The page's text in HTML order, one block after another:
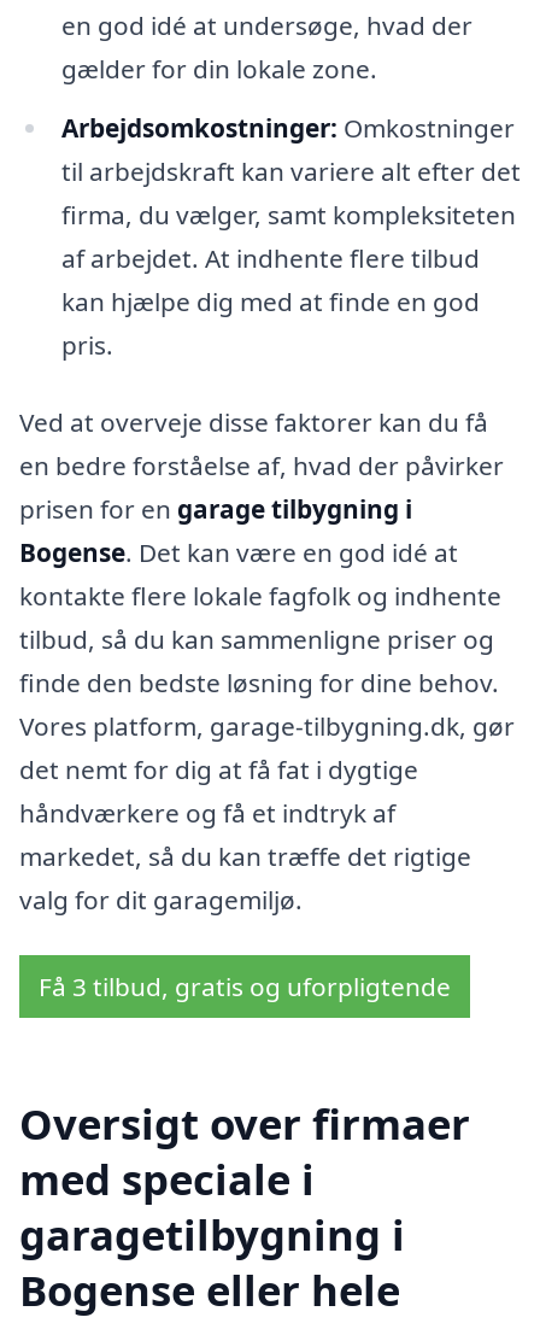
en god idé at undersøge, hvad der
gælder for din lokale zone.
Arbejdsomkostninger: Omkostninger
til arbejdskraft kan variere alt efter det
firma, du vælger, samt kompleksiteten
af arbejdet. At indhente flere tilbud
kan hjælpe dig med at finde en god
pris.
Ved at overveje disse faktorer kan du få
en bedre forståelse af, hvad der påvirker
prisen for en garage tilbygning i
Bogense. Det kan være en god idé at
kontakte flere lokale fagfolk og indhente
tilbud, så du kan sammenligne priser og
finde den bedste løsning for dine behov.
Vores platform, garage-tilbygning.dk, gør
det nemt for dig at få fat i dygtige
håndværkere og få et indtryk af
markedet, så du kan træffe det rigtige
valg for dit garagemiljø.
Få 3 tilbud, gratis og uforpligtende
Oversigt over firmaer
med speciale i
garagetilbygning i
Bogense eller hele